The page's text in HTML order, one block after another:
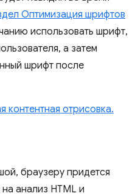
Оптимизация шрифтов
использовать шрифт,
а затем
шрифт после
контентная отрисовка.
браузеру придется
анализ HTML и